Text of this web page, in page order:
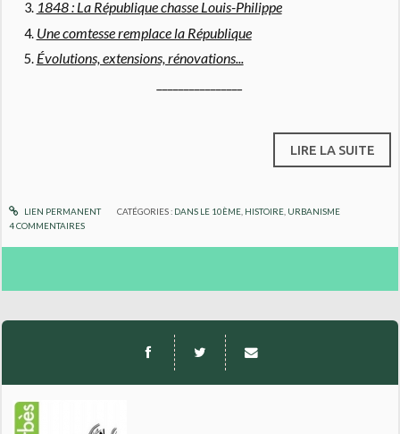
1848 : La République chasse Louis-Philippe
Une comtesse remplace la République
Évolutions, extensions, rénovations...
LIRE LA SUITE
LIEN PERMANENT CATÉGORIES : DANS LE 10ÈME, HISTOIRE, URBANISME
4COMMENTAIRES